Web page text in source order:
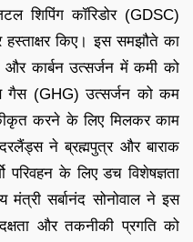
शिपिंग कॉरिडोर (GDSC)
किए। इस समझौते का
और कार्बन उत्सर्जन में कमी को
गैस (GHG) उत्सर्जन को कम
करने के लिए मिलकर काम
ने ब्रह्मपुत्र और बाराक
परिवहन के लिए डच विशेषज्ञता
सर्बानंद सोनोवाल ने इस
और तकनीकी प्रगति को